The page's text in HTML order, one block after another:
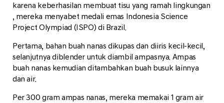
karena keberhasilan membuat tisu yang ramah lingkungan
, mereka menyabet medali emas Indonesia Science
Project Olympiad (ISPO) di Brazil.
Pertama, bahan buah nanas dikupas dan diiris kecil-kecil,
selanjutnya diblender untuk diambil ampasnya. Ampas
buah nanas kemudian ditambahkan buah busuk lainnya
dan air.
Per 300 gram ampas nanas, mereka memakai 1 gram air